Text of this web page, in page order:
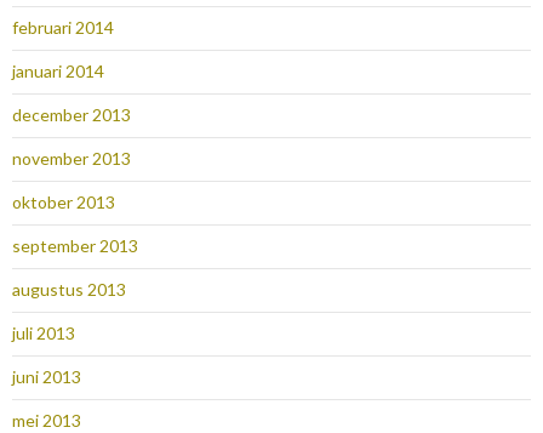
februari 2014
januari 2014
december 2013
november 2013
oktober 2013
september 2013
augustus 2013
juli 2013
juni 2013
mei 2013